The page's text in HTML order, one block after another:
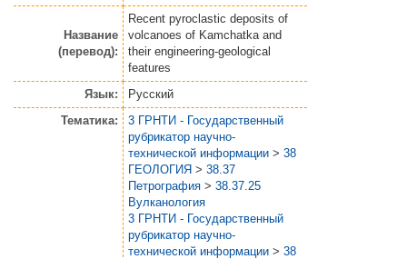
Название
(перевод):
Recent pyroclastic deposits of
volcanoes of Kamchatka and
their engineering-geological
features
Язык:
Русский
Тематика:
3 ГРНТИ - Государственный
рубрикатор научно-
технической информации > 38
ГЕОЛОГИЯ > 38.37
Петрография > 38.37.25
Вулканология
3 ГРНТИ - Государственный
рубрикатор научно-
технической информации > 38